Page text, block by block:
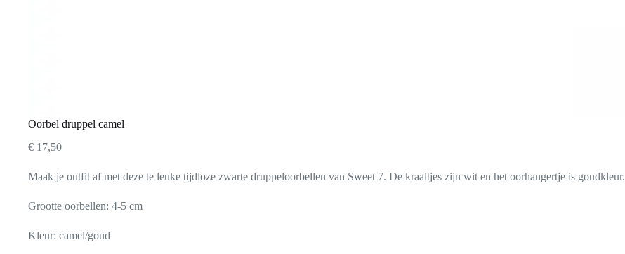
Oorbel druppel camel
€ 17,50
Maak je outfit af met deze te leuke tijdloze zwarte druppeloorbellen van Sweet 7. De kraaltjes zijn wit en het oorhangertje is goudkleur.
Grootte oorbellen: 4-5 cm
Kleur: camel/goud